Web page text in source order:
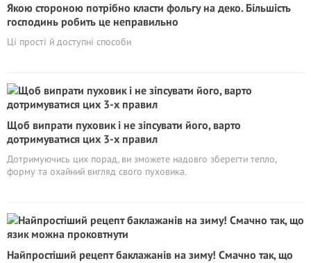
Якою стороною потрібно класти фольгу на деко. Більшість
господинь робить це неправильно
Ці прості й доступні способи
Щоб випрати пуховик і не зіпсувати його, варто
дотримуватися цих 3-х правил
Дотримуючись цих порад, ви зможете надовго зберегти тепло,
форму та охайний вигляд свого пуховика.
Найпростіший рецепт баклажанів на зиму! Смачно так, що